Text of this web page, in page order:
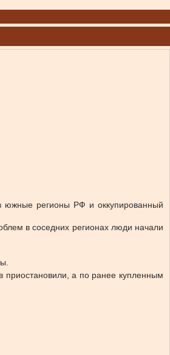
южные регионы РФ и оккупированный
в соседних регионах люди начали
а по ранее купленным